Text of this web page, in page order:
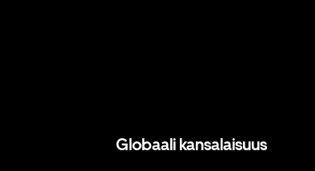
Globaali kansalaisuus